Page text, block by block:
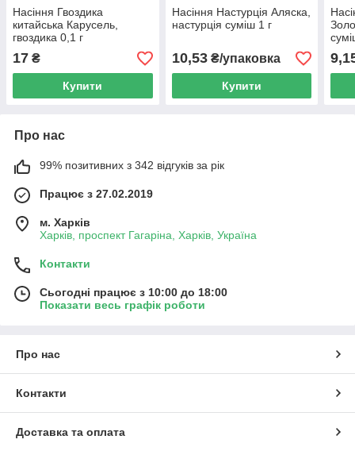
Насіння Гвоздика
китайська Карусель,
гвоздика 0,1 г
17 ₴
Купити
Насіння Настурція Аляска,
настурція суміш 1 г
10,53₴/упаковка
Купити
Про нас
99% позитивних з 342 відгуків за рік
Працює з 27.02.2019
м. Харків
Харків, проспект Гагаріна, Харків, Україна
Контакти
Сьогодні працює з 10:00 до 18:00
Показати весь графік роботи
Про нас
Контакти
Доставка та оплата